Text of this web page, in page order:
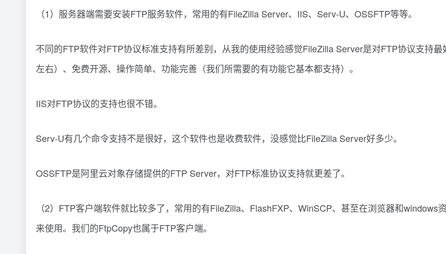
（1）服务器端需要安装FTP服务软件，常用的有FileZilla Server、IIS、Serv-U、OSSFTP等等。
不同的FTP软件对FTP协议标准支持有所差别，从我的使用经验感觉FileZilla Server是对FTP协议支持
左右）、免费开源、操作简单、功能完善（我们所需要的有功能它基本都支持）。
IIS对FTP协议的支持也很不错。
Serv-U有几个命令支持不是很好，这个软件也是收费软件，没感觉比FileZilla Server好多少。
OSSFTP是阿里云对象存储提供的FTP Server，对FTP标准协议支持就更差了。
（2）FTP客户端软件就比较多了，常用的有FileZilla、FlashFXP、WinSCP、甚至在浏览器和
来使用。我们的FtpCopy也属于FTP客户端。